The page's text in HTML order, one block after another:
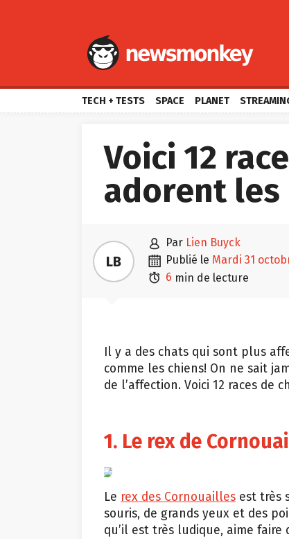
TECH + TESTS SPACE PLANET
Voici 12
adorent les
LB
 par Lien Buyck
 publié le mardi 31
 6 min de lecture
Il y a des chats qui sont plus
comme les chiens! On ne sait
de l’affection. Voici 12 races de
1. Le rex de
Shutterstock
Le rex des Cornouailles est très
souris, de grands yeux et des
qu’il est très ludique, aime